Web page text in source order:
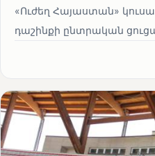
«Ուժեղ Հայաստան»
դաշինքի ընտրական